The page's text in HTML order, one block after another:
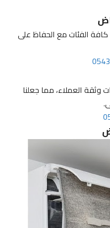
الفئات مع الحفاظ على
العملاء، مما جعلنا